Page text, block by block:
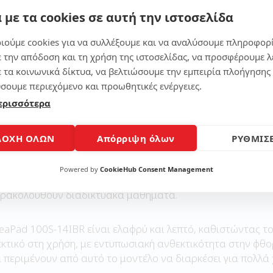
και μια απίστευτα ανθεκτική μπαταρία,
σε οποιεσδήποτε απαιτήσεις εργασίας ή
14IBR N3050 είναι το τραπεζογραμμάτιου
2W. Επιπλέον, έχει συνδεθεί με μικρό SD και HDMI
με μια web κάμερα και ενσωματωμένο μικρόφωνο για
για τους επαγγελματίες που εργάζονται από το
διαδικτυακά μαθήματα.
100S-14IBR είναι ελαφρύ και λεπτό, καθιστώντας
στη χρήση, με εντυπωσιακή ανθεκτικότητα στην
από αυτό το μοντέλο να διαρκέσει για πολλά
με τα cookies σε αυτή την ιστοσελίδα
cookies για να συλλέξουμε και να αναλύσουμε
την απόδοση και τη χρήση της ιστοσελίδας, να προσφέρουμε
τα κοινωνικά δίκτυα, να βελτιώσουμε την εμπειρία πλοήγησης
περιεχόμενο και προωθητικές ενέργειες.
ΟΛΩΝ Απόρριψη όλων
Powered by CookieHub Consent Management